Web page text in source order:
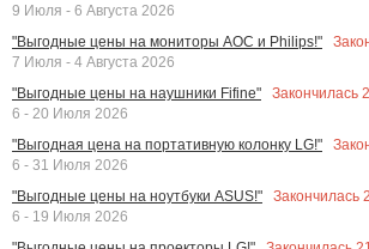
9 Июля - 6 Августа 2026
"Выгодные цены на мониторы AOC и Philips!"
7 Июля - 4 Августа 2026
"Выгодные цены на наушники Fifine"
Закончилась
6 - 20 Июля 2026
"Выгодная цена на портативную колонку LG!"
6 - 31 Июля 2026
"Выгодные цены на ноутбуки ASUS!"
Закончилась
6 - 19 Июля 2026